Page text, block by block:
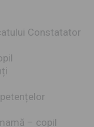
Constatator
– copil